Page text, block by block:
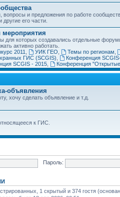
и предложения по работе
его части.
мероприятия
для которых создавались отдельные
активно работать.
2011 УИК ГЕО Темы по регионам
ГИС (SCGIS)
Конференция
SCGIS - 2015
Конференция
объявления
хочу сделать объявление и т.д.
к ГИС.
Пароль:
1 скрытый и 374 гостя